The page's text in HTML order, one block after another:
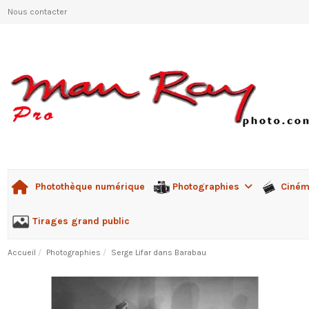
Nous contacter
Photothèque numérique Photographies
Tirages grand public
Accueil Photographies Serge Lifar dans Barabau